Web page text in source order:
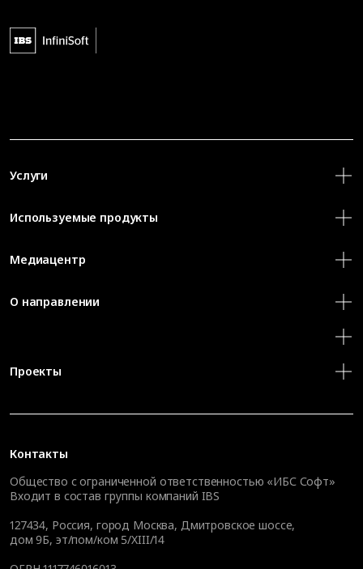
Контакты
Общество с ограниченной ответственностью «ИБС Софт»
Входит в состав группы компаний IBS
127434, Россия, город Москва, Дмитровское шоссе,
дом 9Б, эт/пом/ком 5/XIII/14
Услуги
Используемые продукты
Медиацентр
О направлении
Проекты